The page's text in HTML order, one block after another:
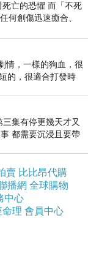
度為什麼不會
度還是熱？
亡的恐懼 而「不死
何創傷迅速癒合、
情，一樣的狗血，很
的，很適合打發時
集有停更幾天才又
都需要沉浸且要帶
賣 比比昂代購
播網 全球購物
中心
命理 會員中心